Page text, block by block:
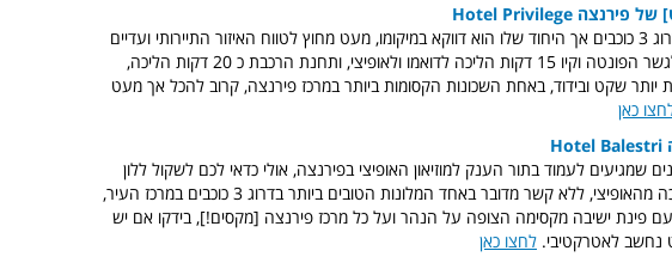
Hotel Privilege
מלון זה גם הוא מהמומלצים בדרוג 3 כוכבים אך היחוד שלו הוא דווקא במיקומו, מעט מחוץ לטווח האיזור התיירותי ועדיים
במרכז העיר, 10 דקות הליכה לגשר הפונטה וקיו 15 דקות הליכה לדואמו ולאופיצי, ותחנת הרכבת כ 20 דקות הליכה,
שקט ובידוד, באחת השכונות הקסומות ביותר במרכז פירנצה, קרוב להכל אך מעט
כאן
Hotel Balestri
שמגיעים לעמוד בתור הענק למוזיאון האופיצי בפירנצה, אולי כדאי לכם לשקול ללון
במלון זה המצוי בדיוק דקה הליכה מהאופיצי, ללא קשר מדובר באחד המלונות הטובים ביותר בדרוג 3 כוכבים במרכז העיר,
עם פינת ישיבה מקסימה הצופה על הנהר ועל כל מרכז פירנצה [מקסים!], בידקו אם יש
נחשב לאטרקטיבי. לחצו כאן